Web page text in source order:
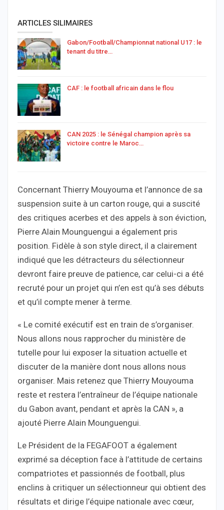
ARTICLES SILIMAIRES
Gabon/Football/Championnat national U17 : le
tenant du titre…
CAF : le football africain dans le flou
CAN 2025 : le Sénégal champion après sa
victoire contre le Maroc…
Concernant Thierry Mouyouma et l’annonce de sa
suspension suite à un carton rouge, qui a suscité
des critiques acerbes et des appels à son éviction,
Pierre Alain Mounguengui a également pris
position. Fidèle à son style direct, il a clairement
indiqué que les détracteurs du sélectionneur
devront faire preuve de patience, car celui-ci a été
recruté pour un projet qui n’en est qu’à ses débuts
et qu’il compte mener à terme.
« Le comité exécutif est en train de s’organiser.
Nous allons nous rapprocher du ministère de
tutelle pour lui exposer la situation actuelle et
discuter de la manière dont nous allons nous
organiser. Mais retenez que Thierry Mouyouma
reste et restera l’entraîneur de l’équipe nationale
du Gabon avant, pendant et après la CAN », a
ajouté Pierre Alain Mounguengui.
Le Président de la FEGAFOOT a également
exprimé sa déception face à l’attitude de certains
compatriotes et passionnés de football, plus
enclins à critiquer un sélectionneur qui obtient des
résultats et dirige l’équipe nationale avec cœur,